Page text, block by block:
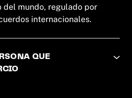
del mundo, regulado por
internacionales.
QUE